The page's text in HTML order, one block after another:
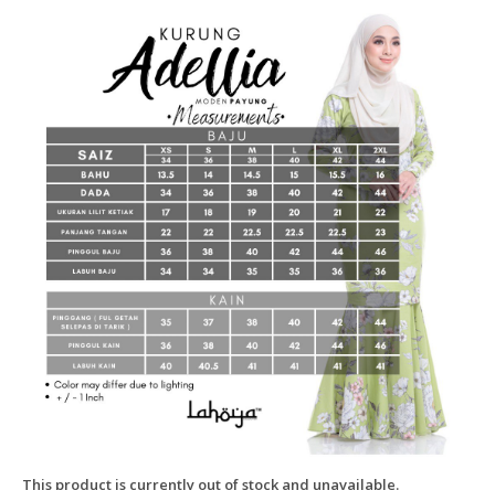
This product is currently out of stock and unavailable.